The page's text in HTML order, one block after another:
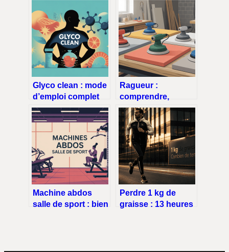
Glyco clean : mode
d’emploi complet
pour bien l’utiliser
Ragueur :
comprendre,
choisir et entretenir
cet outil de
ponçage
Machine abdos
salle de sport : bien
Perdre 1 kg de
graisse : 13 heures